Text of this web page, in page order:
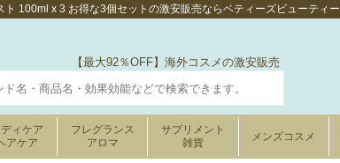
100ml x 3 お得な3個セットの激安販売ならベティーズビューティー
【最大92％OFF】海外コスメの激安販売
ィケア
アケア
フレグランス
アロマ
サプリメント
雑貨
メンズコスメ